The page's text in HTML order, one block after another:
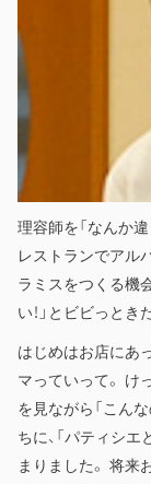
理容師を「なんか
レストランでアル
ラミスをつくる機
い！」とビビっとき
はじめはお店にあ
マっていって。 け
を見ながら「こん
ちに、「パティシ
まりました。 将来